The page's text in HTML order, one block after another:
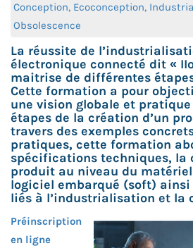
Conception, Ecoconception,
Obsolescence
La réussite de
électronique connecté dit «
maitrise de différentes
Cette formation a pour
une vision globale et
étapes de la création d’un
travers des exemples
pratiques, cette formation
spécifications techniques, la
produit au niveau du
logiciel embarqué (soft) ainsi
liés à l’industrialisation et la
Préinscription
en ligne